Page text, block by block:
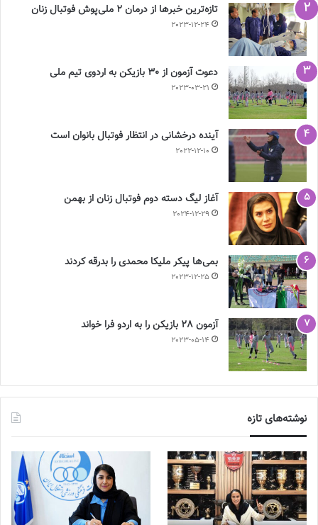
تازه‌ترین خبرها از درمان ۲ ملی‌پوش فوتبال زنان
2023-12-24
دعوت آزمون از 30 بازیکن به اردوی تیم ملی
2023-03-21
آینده درخشانی در انتظار فوتبال بانوان است
2022-12-10
آغاز لیگ دسته دوم فوتبال زنان از بهمن
2024-12-29
بمی‌ها پیکر ملیکا محمدی را بدرقه کردند
2023-12-25
آزمون 28 بازیکن را به اردو فرا خواند
2023-05-14
نوشته‌های تازه